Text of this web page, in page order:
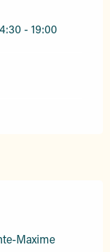
- 19:00
Maxime